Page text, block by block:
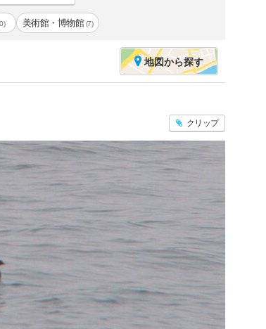
美術館・博物館 (7)
地図から探す
クリップ